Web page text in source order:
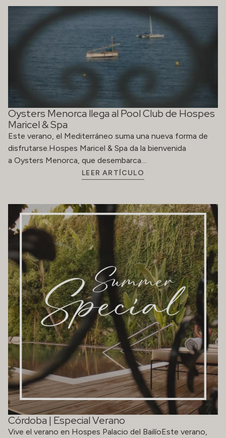
Oysters Menorca llega al Pool Club de Hospes
Maricel & Spa
Este verano, el Mediterráneo suma una nueva forma de
disfrutarse.Hospes Maricel & Spa da la bienvenida
a Oysters Menorca, que desembarca…
LEER ARTÍCULO
Córdoba | Especial Verano
Vive el verano en Hospes Palacio del BailíoEste verano,